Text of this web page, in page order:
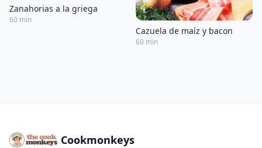
Zanahorias a la griega
60 min
Cazuela de maíz y bacon
60 min
Cookmonkeys